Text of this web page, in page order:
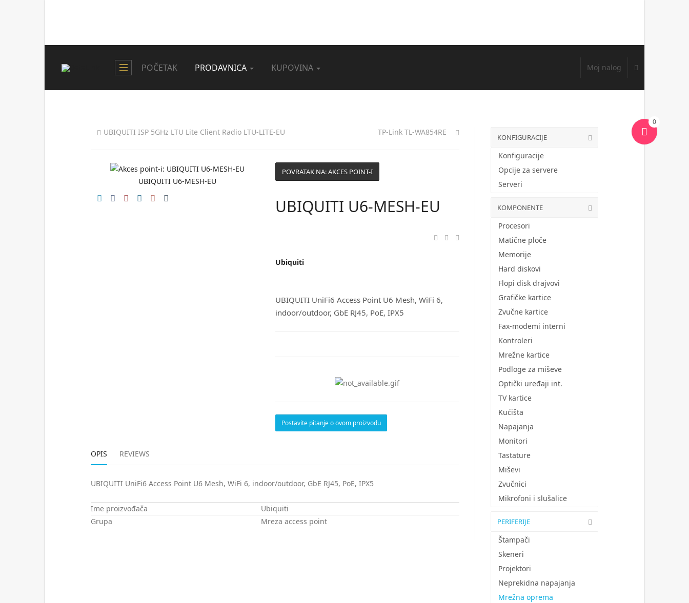
POČETAK PRODAVNICA KUPOVINA
0
Moj nalog
UBIQUITI ISP 5GHz LTU Lite Client Radio LTU-LITE-EU TP-Link TL-WA854RE
UBIQUITI U6-MESH-EU
POVRATAK NA: AKCES POINT-I
UBIQUITI U6-MESH-EU
Ubiquiti
UBIQUITI UniFi6 Access Point U6 Mesh, WiFi 6,
indoor/outdoor, GbE RJ45, PoE, IPX5
Postavite pitanje o ovom proizvodu
OPIS REVIEWS
UBIQUITI UniFi6 Access Point U6 Mesh, WiFi 6, indoor/outdoor, GbE RJ45, PoE, IPX5
Ime proizvođača
Ubiquiti
Grupa
Mreza access point
KONFIGURACIJE
Konfiguracije
Opcije za servere
Serveri
KOMPONENTE
Procesori
Matične ploče
Memorije
Hard diskovi
Flopi disk drajvovi
Grafičke kartice
Zvučne kartice
Fax-modemi interni
Kontroleri
Mrežne kartice
Podloge za miševe
Optički uređaji int.
TV kartice
Kućišta
Napajanja
Monitori
Tastature
Miševi
Zvučnici
Mikrofoni i slušalice
PERIFERIJE
Štampači
Skeneri
Projektori
Neprekidna napajanja
Mrežna oprema